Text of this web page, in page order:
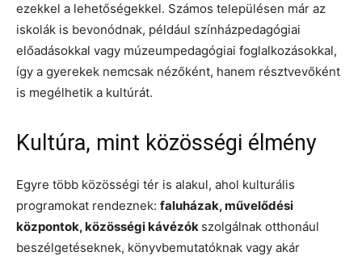
ezekkel a lehetőségekkel. Számos településen már az
iskolák is bevonódnak, például színházpedagógiai
előadásokkal vagy múzeumpedagógiai foglalkozásokkal,
így a gyerekek nemcsak nézőként, hanem résztvevőként
is megélhetik a kultúrát.
Kultúra, mint közösségi élmény
Egyre több közösségi tér is alakul, ahol kulturális
programokat rendeznek: faluházak, művelődési
központok, közösségi kávézók szolgálnak otthonául
beszélgetéseknek, könyvbemutatóknak vagy akár